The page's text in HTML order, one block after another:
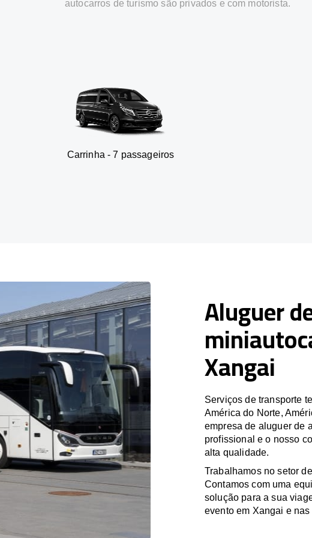
autocarros de turismo são privados e com motorista.
Carrinha - 7 passageiros SUV - 3
Aluguer
Xangai
Serviços de transporte
América do Norte,
empresa de aluguer de
profissional e o nosso
alta qualidade.
Trabalhamos no setor
Contamos com uma
solução para a sua
evento em Xangai e